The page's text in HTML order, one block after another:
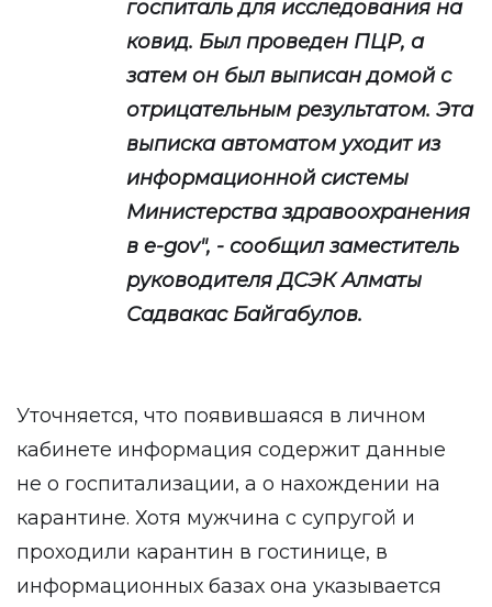
госпиталь для исследования на
ковид. Был проведен ПЦР, а
затем он был выписан домой с
отрицательным результатом. Эта
выписка автоматом уходит из
информационной системы
Министерства здравоохранения
в e-gov", - сообщил заместитель
руководителя ДСЭК Алматы
Садвакас Байгабулов.
Уточняется, что появившаяся в личном
кабинете информация содержит данные
не о госпитализации, а о нахождении на
карантине. Хотя мужчина с супругой и
проходили карантин в гостинице, в
информационных базах она указывается